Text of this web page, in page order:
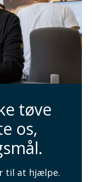
tøve
os,
til at hjælpe.